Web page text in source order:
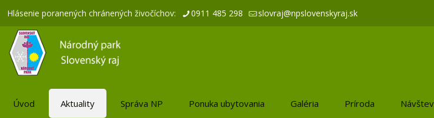
Hlásenie poranených chránených živočíchov: 0911 485 298 slovraj@npslovenskyraj.sk
Úvod Aktuality Správa NP Ponuka ubytovania Galéria Príroda